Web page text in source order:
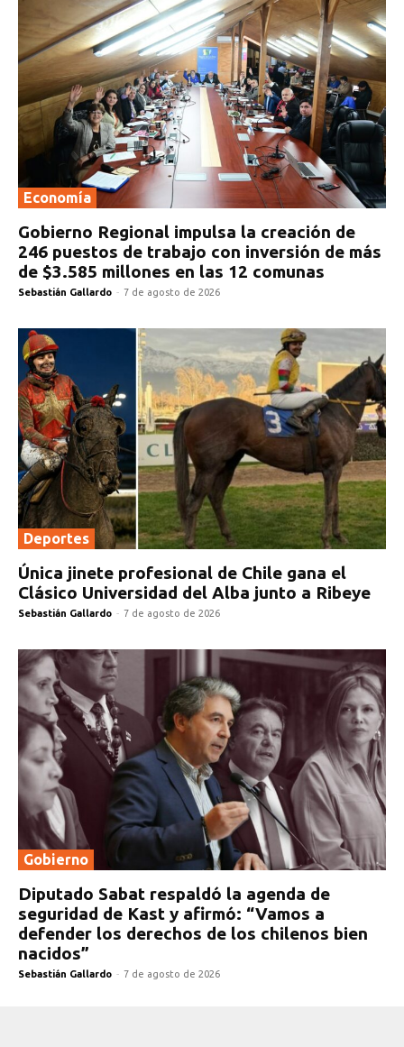
Economía
Gobierno Regional impulsa la creación de
246 puestos de trabajo con inversión de más
de $3.585 millones en las 12 comunas
Sebastián Gallardo - 7 de agosto de 2026
Deportes
Única jinete profesional de Chile gana el
Clásico Universidad del Alba junto a Ribeye
Sebastián Gallardo - 7 de agosto de 2026
Gobierno
Diputado Sabat respaldó la agenda de
seguridad de Kast y afirmó: “Vamos a
defender los derechos de los chilenos bien
nacidos”
Sebastián Gallardo - 7 de agosto de 2026